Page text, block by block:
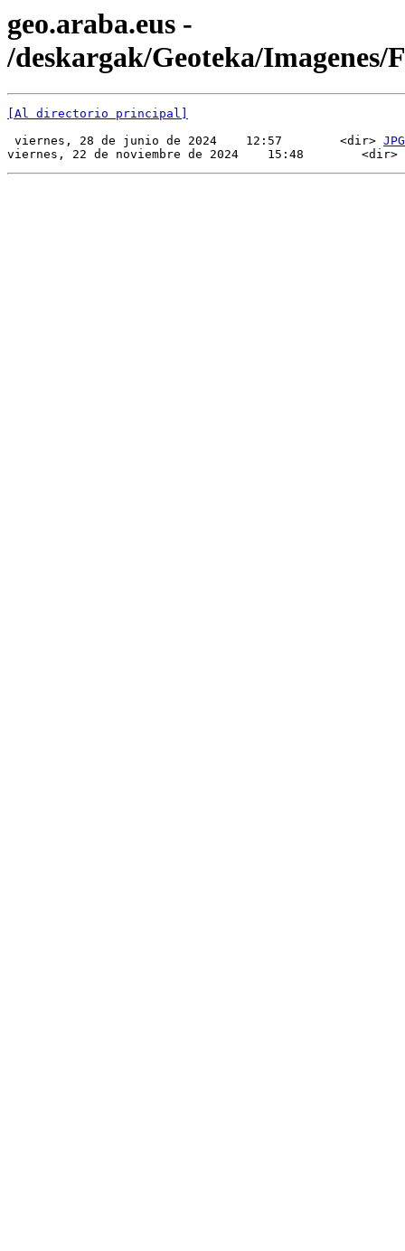
geo.araba.eus -
/deskargak/Geoteka/Imagenes/
[Al directorio principal]
viernes, 28 de junio de 2024    12:57        <dir> JPG
viernes, 22 de noviembre de 2024    15:48        <dir>